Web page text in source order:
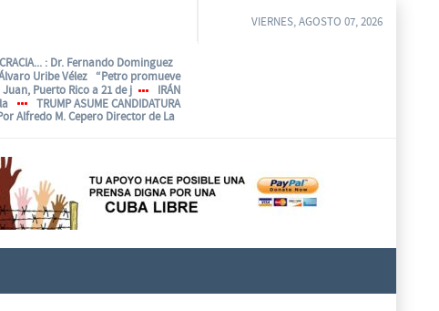
: Dr. Fernando Dominguez
Uribe Vélez “Petro promueve
Puerto Rico a 21 de j
IRÁN
TRUMP ASUME CANDIDATURA
Alfredo M. Cepero Director de La
VIERNES, AGOSTO 07, 2026